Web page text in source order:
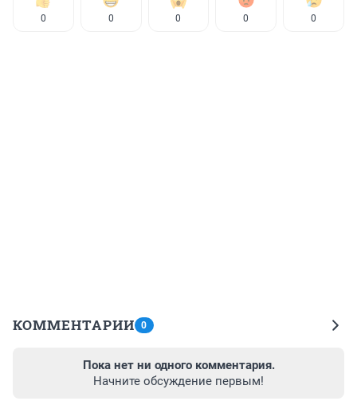
0 0 0 0 0
КОММЕНТАРИИ 0
Пока нет ни одного комментария.
Начните обсуждение первым!